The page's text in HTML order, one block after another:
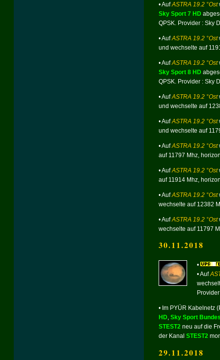
• AufASTRA 19.2 °Ost
Sky Sport 7 HD
QPSK. Provider : Sky
• AufASTRA 19.2 °Ost
und wechselte auf
• AufASTRA 19.2 °Ost
Sky Sport 8 HD
QPSK. Provider : Sky
• AufASTRA 19.2 °Ost
und wechselte auf
• AufASTRA 19.2 °Ost
und wechselte auf
• AufASTRA 19.2 °Ost
auf 11797 Mhz,
• AufASTRA 19.2 °Ost
auf 11914 Mhz,
• AufASTRA 19.2 °Ost
wechselte auf 12382
• AufASTRA 19.2 °Ost
wechselte auf 11797
30.11.2018
•
• Auf
• Im PYÜR Kabelnetz
HD, Sky Sport
STEST2neu auf die
der Kanal STEST2
29.11.2018